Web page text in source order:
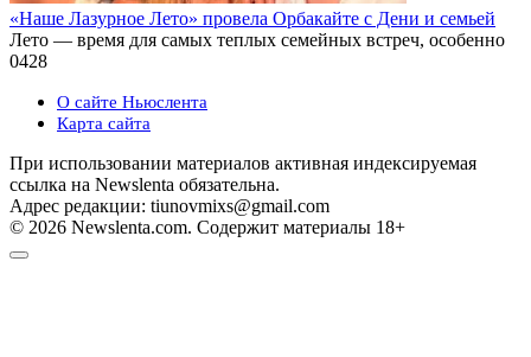
«Наше Лазурное Лето» провела Орбакайте с Дени и семьей
Лето — время для самых теплых семейных встреч, особенно
0428
О сайте Ньюслента
Карта сайта
При использовании материалов активная индексируемая
ссылка на Newslenta обязательна.
Адрес редакции: tiunovmixs@gmail.com
© 2026 Newslenta.com. Содержит материалы 18+